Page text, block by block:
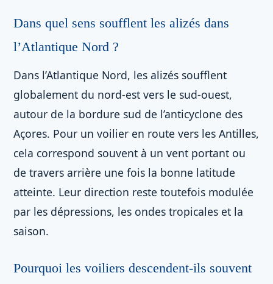
Dans quel sens soufflent les alizés dans
l’Atlantique Nord ?
Dans l’Atlantique Nord, les alizés soufflent
globalement du nord-est vers le sud-ouest,
autour de la bordure sud de l’anticyclone des
Açores. Pour un voilier en route vers les Antilles,
cela correspond souvent à un vent portant ou
de travers arrière une fois la bonne latitude
atteinte. Leur direction reste toutefois modulée
par les dépressions, les ondes tropicales et la
saison.
Pourquoi les voiliers descendent-ils souvent